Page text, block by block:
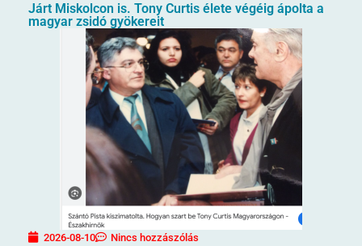
Járt Miskolcon is. Tony Curtis élete végéig ápolta a
magyar zsidó gyökereit
2026-08-10 Nincs hozzászólás